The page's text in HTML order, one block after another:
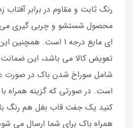
رنگ ثابت و مقاوم در برابر آفتاب
محصول شستشو و چربی گیری می
ای مایع درجه 1 است.
شامل سوراخ شدن باک در صورت
است. در صورتی که گزینه همراه
کنید یک جفت قاب بغل هم رنگ
همراه باک برای شما ارسال می